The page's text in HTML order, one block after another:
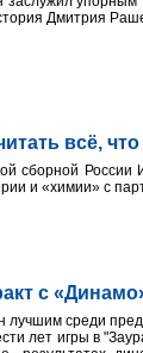
Дмитрия
всё,
сборной России
и «химии» с
с
среди
лет игры в